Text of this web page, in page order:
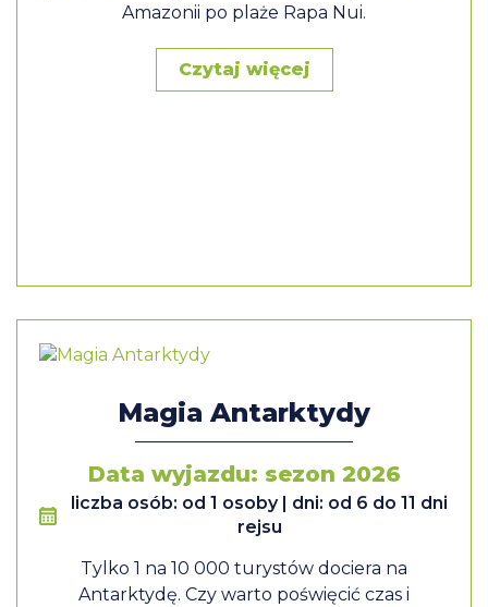
Amazonii po plaże Rapa Nui.
Czytaj więcej
Magia Antarktydy
Data wyjazdu: sezon 2026
liczba osób: od 1 osoby | dni: od 6 do 11 dni
rejsu
Tylko 1 na 10 000 turystów dociera na
Antarktydę. Czy warto poświęcić czas i